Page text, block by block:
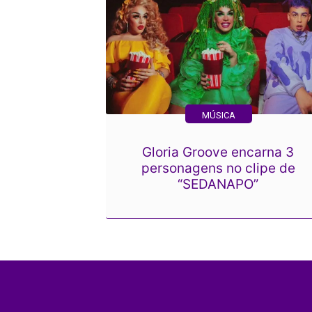
MÚSICA
Gloria Groove encarna 3
personagens no clipe de
“SEDANAPO”